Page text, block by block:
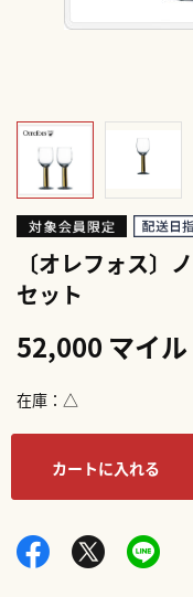
〔オレフォス
セット
52,000 マイル
在庫 △
カートに入れる